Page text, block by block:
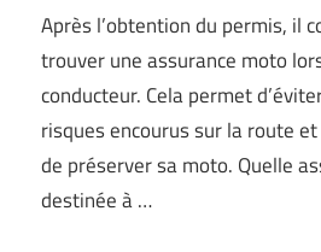
Après l’obtention du permis, il
trouver une assurance moto
conducteur. Cela permet
risques encourus sur la route
de préserver sa moto. Quelle
destinée à …